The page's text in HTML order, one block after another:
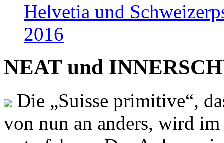
Helvetia und
2016
NEAT und
Die „Suisse primitive“,
von nun an anders, wird